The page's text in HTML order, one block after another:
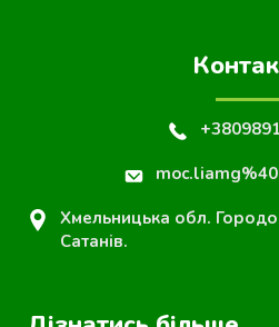
Хмельницька обл.
Сатанів.